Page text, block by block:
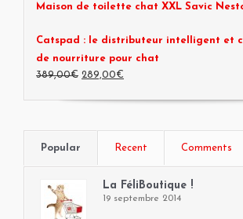
Maison de toilette chat XXL Savic
Catspad : le distributeur intelligent et
de nourriture pour chat
389,00€ 289,00€
Popular Recent Comments
La FéliBoutique !
19 septembre 2014